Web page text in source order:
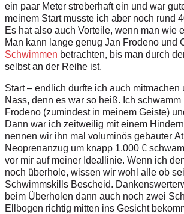
ein paar Meter streberhaft ein und war
meinem Start musste ich aber noch rund
Es hat also auch Vorteile, wenn man wie
Man kann lange genug Jan Frodeno und
Schwimmen betrachten, bis man durch
selbst an der Reihe ist.
Start – endlich durfte ich auch mitmachen
Nass, denn es war so heiß. Ich schwamm
Frodeno (zumindest in meinem Geiste)
Dann war ich zeitweilig mit einem
nennen wir ihn mal voluminös gebauter
Neoprenanzug um knapp 1.000 €
vor mir auf meiner Ideallinie. Wenn ich
noch überhole, wissen wir wohl alle ob
Schwimmskills Bescheid.
beim Überholen dann auch noch zwei
Ellbogen richtig mitten ins Gesicht